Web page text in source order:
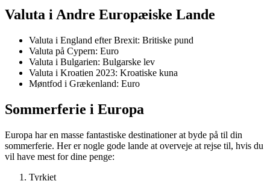
Valuta i Andre Europæiske Lande
Valuta i England efter Brexit: Britiske pund
Valuta på Cypern: Euro
Valuta i Bulgarien: Bulgarske lev
Valuta i Kroatien 2023: Kroatiske kuna
Møntfod i Grækenland: Euro
Sommerferie i Europa
Europa har en masse fantastiske destinationer at byde på til din
sommerferie. Her er nogle gode lande at overveje at rejse til, hvis du
vil have mest for dine penge:
Tyrkiet